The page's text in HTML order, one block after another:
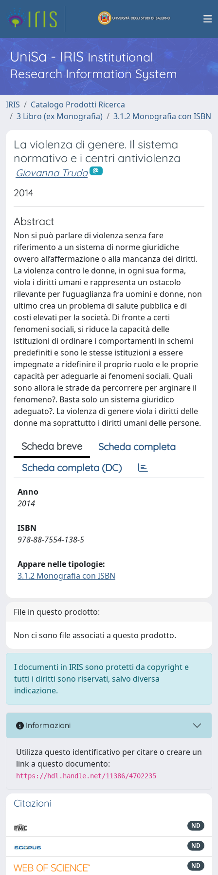
UniSa - IRISInstitutional
Research Information System
IRIS
Catalogo Prodotti Ricerca
3 Libro (ex Monografia)
3.1.2 Monografia con ISBN
La violenza di genere. Il sistema
normativo e i centri antiviolenza
Giovanna Truda
2014
Abstract
Non si può parlare di violenza senza fare
riferimento a un sistema di norme giuridiche
ovvero all’affermazione o alla mancanza dei diritti.
La violenza contro le donne, in ogni sua forma,
viola i diritti umani e rappresenta un ostacolo
rilevante per l’uguaglianza fra uomini e donne, non
ultimo crea un problema di salute pubblica e di
costi elevati per la società. Di fronte a certi
fenomeni sociali, si riduce la capacità delle
istituzioni di ordinare i comportamenti in schemi
predefiniti e sono le stesse istituzioni a essere
impegnate a ridefinire il proprio ruolo e le proprie
capacità per adeguarle ai fenomeni sociali. Quali
sono allora le strade da percorrere per arginare il
fenomeno?. Basta solo un sistema giuridico
adeguato?. La violenza di genere viola i diritti delle
donne ma soprattutto i diritti umani delle persone.
Scheda breve
Scheda completa
Scheda completa (DC)
Anno
2014
ISBN
978-88-7554-138-5
Appare nelle tipologie:
3.1.2 Monografia con ISBN
File in questo prodotto:
Non ci sono file associati a questo prodotto.
I documenti in IRIS sono protetti da copyright e
tutti i diritti sono riservati, salvo diversa
indicazione.
Informazioni
Utilizza questo identificativo per citare o creare un
link a questo documento:
https://hdl.handle.net/11386/4702235
Citazioni
ND
ND
ND